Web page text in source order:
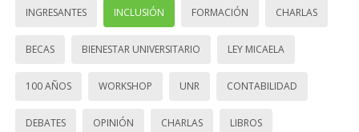
INGRESANTES INCLUSIÓN FORMACIÓN CHARLAS
BECAS BIENESTAR UNIVERSITARIO LEY MICAELA
100 AÑOS WORKSHOP UNR CONTABILIDAD
DEBATES OPINIÓN CHARLAS LIBROS